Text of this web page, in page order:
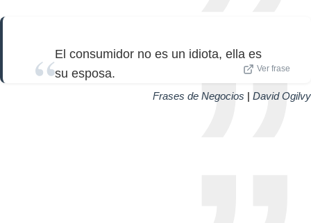
El consumidor no es un idiota, ella es
su esposa.
Ver frase
Frases de Negocios | David Ogilvy